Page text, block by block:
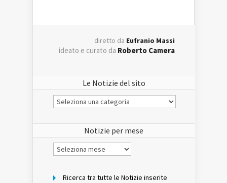
diretto da Eufranio Massi
ideato e curato da Roberto Camera
Le Notizie del sito
Le
Notizie
Notizie per mese
Notizie
per
Ricerca tra tutte le Notizie inserite